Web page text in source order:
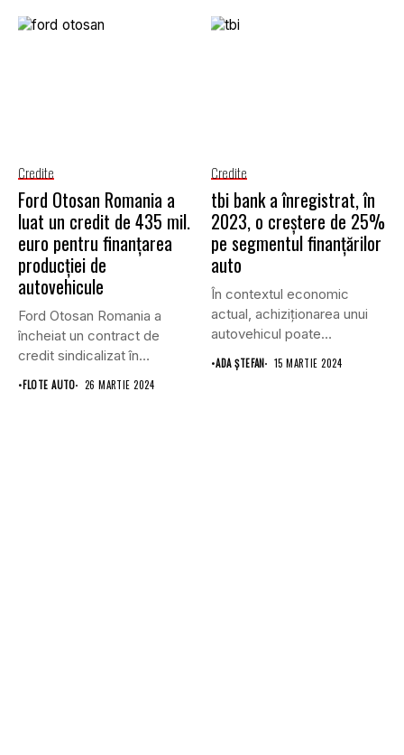
Credite
Ford Otosan Romania a
luat un credit de 435 mil.
euro pentru finanţarea
producției de
autovehicule
Ford Otosan Romania a
încheiat un contract de
credit sindicalizat în
valoare...
•FLOTE AUTO 26 MARTIE 2024
Credite
tbi bank a înregistrat, în
2023, o creștere de 25%
pe segmentul finanțărilor
auto
În contextul economic
actual, achiziționarea unui
autovehicul poate
reprezenta o investiție
considerabilă...
•ADA ȘTEFAN 15 MARTIE 2024